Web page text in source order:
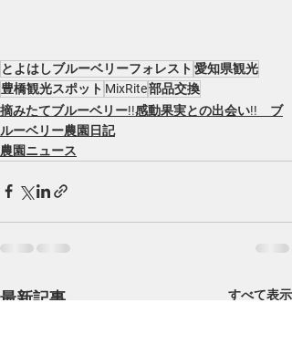
とよはしブルーベリーフォレスト 愛知県観光
豊橋観光スポット MixRite部品交換
摘みたてブルーベリー!!感動果実との出会い!! ブ
ルーベリー農園日記
農園ニュース
最新記事 すべて表示